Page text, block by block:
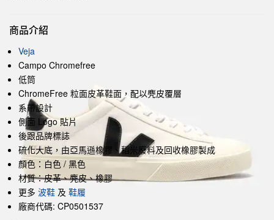
商品介紹
Veja
Campo Chromefree
低筒
ChromeFree 粒面皮革鞋面，配以麂皮覆層
系帶設計
側面 Logo 貼片
後跟品牌標誌
硫化大底，由亞馬遜橡膠、稻米廢料及回收橡膠製成
顏色：白色 / 黑色
材質：皮革、麂皮、橡膠
更多 波鞋 及 鞋履
廠商代碼: CP0501537